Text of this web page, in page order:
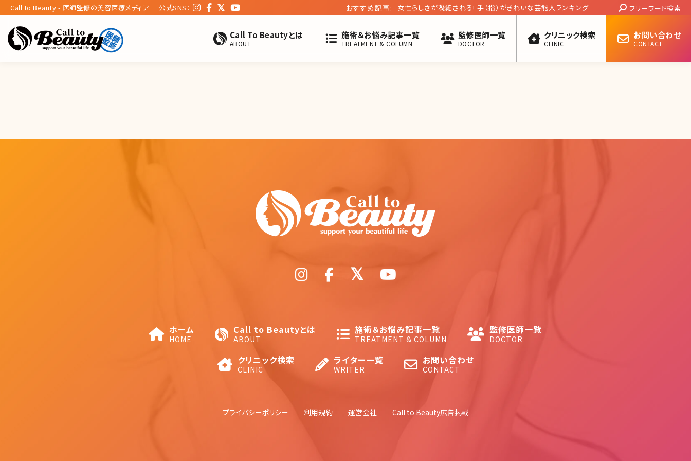
Call to Beauty - 医師監修の美容医療メディア 公式SNS： おすすめ記事: 女性らしさが凝縮される! 手（指）がきれいな芸能人ランキング Search:
フリーワード検索
Call To Beautyとは
ABOUT
施術＆お悩み記事一覧
TREATMENT & COLUMN
監修医師一覧
DOCTOR
クリニック検索
CLINIC
お問い合わせ
CONTACT
ホーム
HOME
Call to Beautyとは
ABOUT
施術＆お悩み記事一覧
TREATMENT & COLUMN
監修医師一覧
DOCTOR
クリニック検索
CLINIC
ライター一覧
WRITER
お問い合わせ
CONTACT
プライバシーポリシー 利用規約 運営会社 Call to Beauty広告掲載